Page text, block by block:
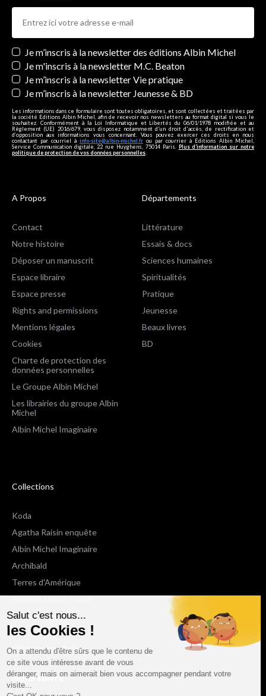
Salut c'est nous...
les Cookies !
On a attendu d'être sûrs que le contenu de
ce site vous intéresse avant de vous
déranger, mais on aimerait bien vous accompagner pendant votre
visite...
Newsletters
Je m’inscris à la newsletter des éditions Albin Michel
Je m'inscris à la newsletter M.C. Beaton
Je m’inscris à la newsletter Vie pratique
Je m’inscris à la newsletter Jeunesse & BD
Les informations dans ce formulaire sont toutes obligatoires, et sont collectées et traitées par
la société Editions Albin Michel, afin de recevoir nos newsletters au format digital si vous le
souhaitez. Conformément à la Loi Informatique et Libertés du 06/01/1978 modifiée et au
Règlement (UE) 2016/679, vous disposez notamment d'un droit d'accès, de rectification et
d’opposition aux informations vous concernant. Vous pouvez exercer ces droits en nous
contactant par courriel à info-site@albin-michel.fr ou par courrier à Editions Albin Michel,
Service Communication digitale, 22 rue Huyghens, 75014 Paris. Plus d’information sur notre
politique de protection de vos données personnelles
A Propos
Contact
Notre histoire
Déposer un manuscrit
Espace libraire
Espace presse
Rights and permissions
Mentions légales
Cookies
Charte de protection des
données personnelles
Le Groupe Albin Michel
Les librairies du groupe Albin
Michel
Albin Michel Imaginaire
Départements
Littérature
Essais & docs
Sciences humaines
Spiritualités
Pratique
Jeunesse
Beaux livres
BD
Collections
Koda
Agatha Raisin enquête
Albin Michel Imaginaire
Archibald
Terres d'Amérique
Espaces Libres Poche
NOX
Wiz
Voir toutes les collections
Nous suivre